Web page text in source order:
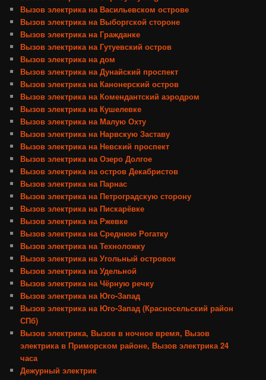
Вызов электрика на Васильевском острове
Вызов электрика на Выборгской стороне
Вызов электрика на Гражданке
Вызов электрика на Гутуевский остров
Вызов электрика на дом
Вызов электрика на Дунайский проспект
Вызов электрика на Канонерский остров
Вызов электрика на Комендантский аэродром
Вызов электрика на Кушелевке
Вызов электрика на Малую Охту
Вызов электрика на Нарвскую Заставу
Вызов электрика на Невский проспект
Вызов электрика на Озеро Долгое
Вызов электрика на остров Декабристов
Вызов электрика на Парнас
Вызов электрика на Петроградскую сторону
Вызов электрика на Пискарёвке
Вызов электрика на Ржевке
Вызов электрика на Среднюю Рогатку
Вызов электрика на Техноложку
Вызов электрика на Угольный островок
Вызов электрика на Удельной
Вызов электрика на Чёрную речку
Вызов электрика на Юго-Запад
Вызов электрика на Юго-Запад (Красносельский район
СПб)
Вызов электрика, Вызов в ночное время, Вызов
электрика в Приморском районе, Вызов электрика 24
часа
Дежурный электрик